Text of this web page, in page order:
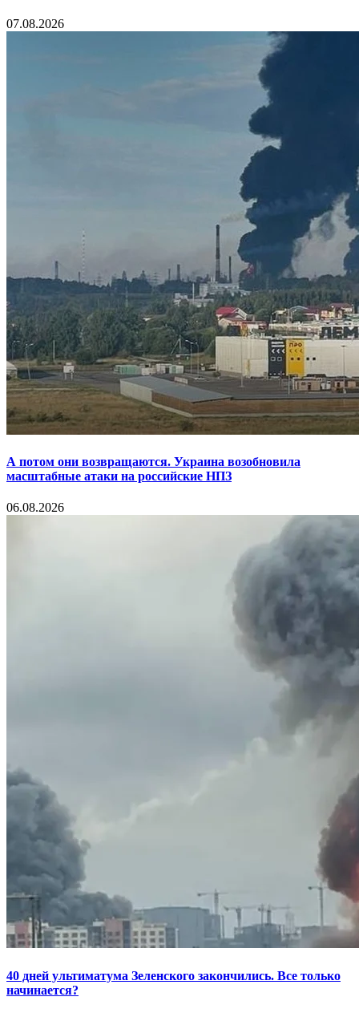
07.08.2026
А потом они возвращаются. Украина возобновила
масштабные атаки на российские НПЗ
06.08.2026
40 дней ультиматума Зеленского закончились. Все только
начинается?